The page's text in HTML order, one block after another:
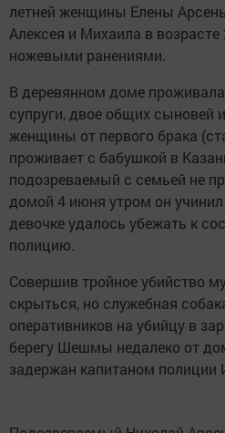
летней женщины Елены
Алексея и Михаила в возрасте
ножевыми ранениями.
В деревянном доме
супруги, двое общих сыновей
женщины от первого брака
проживает с бабушкой в
подозреваемый с семьей не
домой 4 июня утром он
девочке удалось убежать к
полицию.
Совершив тройное убийство
скрыться, но служебная
оперативников на убийцу в
берегу Шешмы недалеко от
задержан капитаном